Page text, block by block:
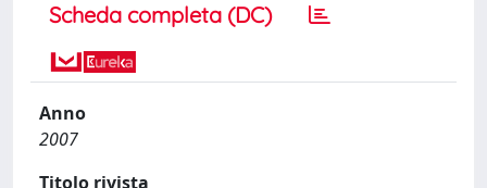
Scheda completa (DC)
Anno
2007
Titolo rivista